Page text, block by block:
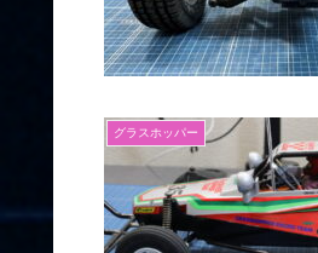
グラスホッパー